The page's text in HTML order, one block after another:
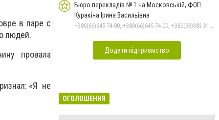
в паре с
людей.
провала
«Я не
Бюро перекладів № 1 на Московській, ФОП
Куракіна Ірина Васильівна
Додати підприємство
ОГОЛОШЕННЯ